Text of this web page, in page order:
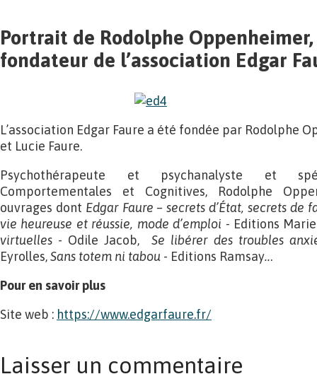
Portrait de Rodolphe
fondateur de l’association Edgar
L’association Edgar Faure a été fondée par Rodolphe
et Lucie Faure.
Psychothérapeute et psychanalyste et
Comportementales et Cognitives, Rodolphe
ouvrages dont Edgar Faure – secrets d’État, secrets de
vie heureuse et réussie, mode d’emploi - Editions
virtuelles - Odile Jacob, Se libérer des troubles
Eyrolles,Sans totem ni tabou - Editions Ramsay...
Pour en savoir plus
Site web : https://www.edgarfaure.fr/
Laisser un commentaire